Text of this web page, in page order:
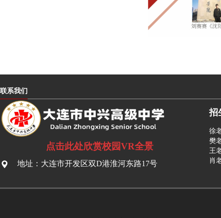
联系我们
点击此处欣赏校园VR全景
地址：大连市开发区双D港淮河东路17号
招
徐
樊
王
肖